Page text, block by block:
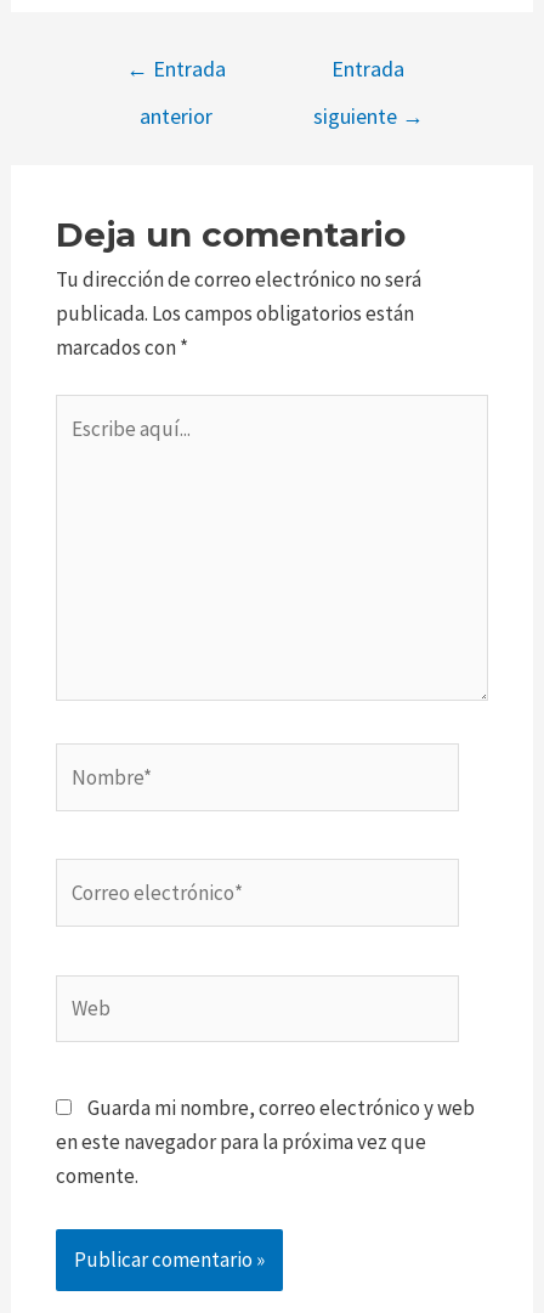
← Entrada
anterior
Entrada
siguiente →
Deja un comentario
Tu dirección de correo electrónico no será
publicada. Los campos obligatorios están
marcados con*
aquí...
electrónico*
Guarda mi nombre, correo electrónico y web
en este navegador para la próxima vez que
comente.